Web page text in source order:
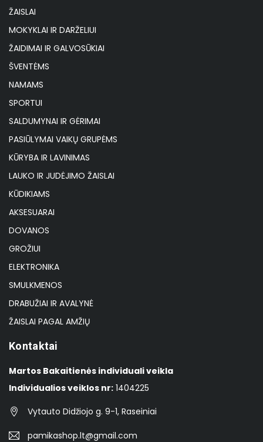
ŽAISLAI
MOKYKLAI IR DARŽELIUI
ŽAIDIMAI IR GALVOSŪKIAI
ŠVENTĖMS
NAMAMS
SPORTUI
SALDUMYNAI IR GĖRIMAI
PASIŪLYMAI VAIKŲ GRUPĖMS
KŪRYBA IR LAVINIMAS
LAUKO IR JUDĖJIMO ŽAISLAI
KŪDIKIAMS
AKSESUARAI
DOVANOS
GROŽIUI
ELEKTRONIKA
SMULKMENOS
DRABUŽIAI IR AVALYNĖ
ŽAISLAI PAGAL AMŽIŲ
Kontaktai
Martos Bakaitienės individuali veikla
Individualios veiklos nr: 1404225
Vytauto Didžiojo g. 9-1, Raseiniai
pamikashop.lt@gmail.com